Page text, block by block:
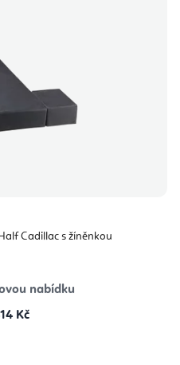
Cadillac s žíněnkou
nabídku
Kč